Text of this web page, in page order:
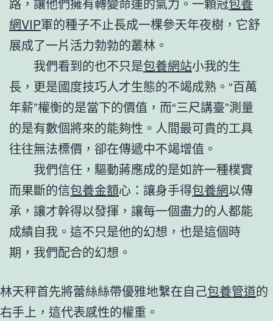
網VIP軍的種子不止長成一棵參天年夜樹，它舒
展成了一片活力勃勃的叢林。
我們看到的也不只是包養網站小我的生
長，更是國度技巧人才生態的不竭成熟。“百萬
年薪”權衡的是當下的價值，而“三尺講臺”測量
的是有數個將來的能夠性。人間最可貴的工具
往往無法標價，卻在傳遞中不竭增值。
我們信任，驅動蔣應成的是如許一種樸實
而果斷的信包養金額心：讓身手得包養網以傳
承，讓才幹得以發揮，讓每一個盡力的人都能
成績自我。這不只是他的幻想，也是這個時
期，我們配合的幻想。
林天秤首先將蕾絲絲帶優雅地繫在自己包養管道的
右手上，這代表感性的權重。